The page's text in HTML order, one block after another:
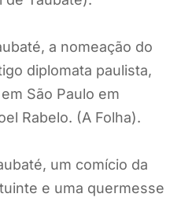
a nomeação do
diplomata paulista,
São Paulo em
Rabelo. (A Folha).
um comício da
e uma quermesse